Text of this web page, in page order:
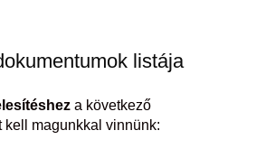
listája
a következő
kell magunkkal vinnünk: